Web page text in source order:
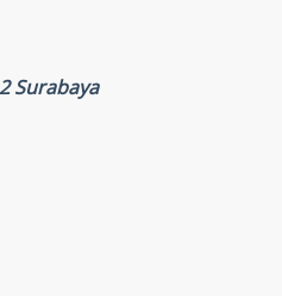
Surabaya